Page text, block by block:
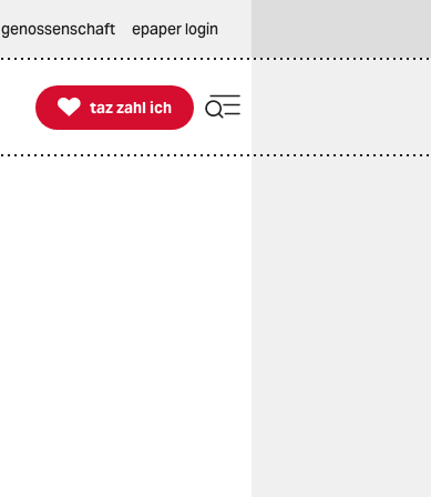
genossenschaft epaper login

taz zahl ich
taz zahl ich